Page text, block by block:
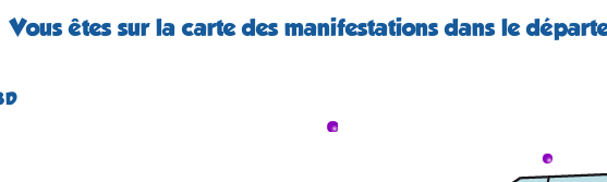
Vous êtes sur la carte des manifestations dans le